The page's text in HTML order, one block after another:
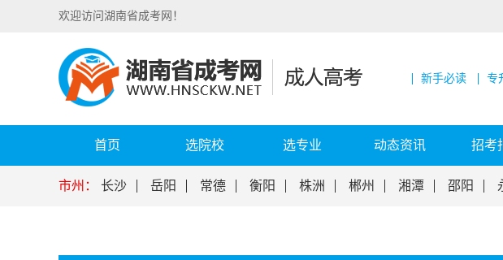
欢迎访问湖南省成考网！
新手必读 专
首页 选院校 选专业 动态资讯 招考
市州： 长沙 岳阳 常德 衡阳 株洲 郴州 湘潭 邵阳